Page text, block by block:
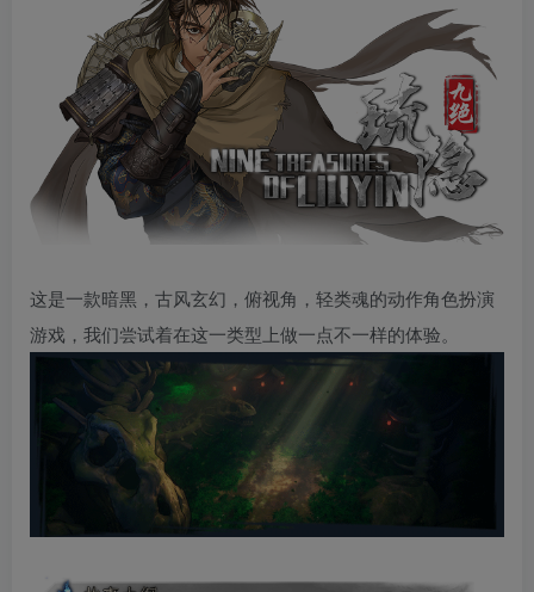
这是一款暗黑，古风玄幻，俯视角，轻类魂的动作角色扮演
游戏，我们尝试着在这一类型上做一点不一样的体验。